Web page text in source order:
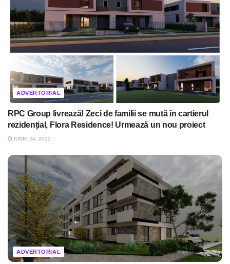
ADVERTORIAL
RPC Group livrează! Zeci de familii se mută în cartierul
rezidențial, Flora Residence! Urmează un nou proiect
IUNIE 24, 2022
ADVERTORIAL